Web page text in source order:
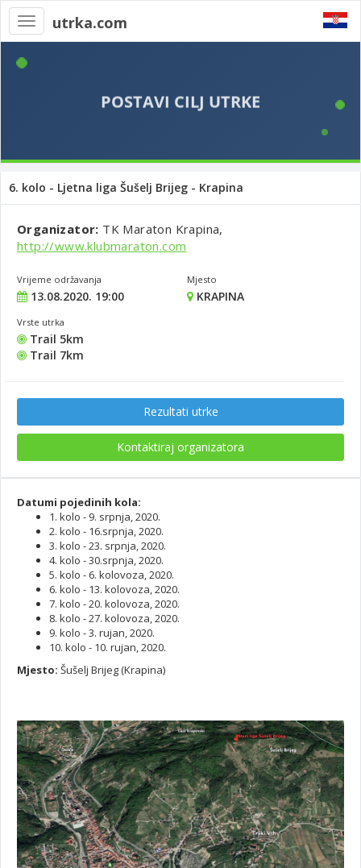
Toggle
navigation
utrka.com
6. kolo - Ljetna liga Šušelj Brijeg - Krapina
Organizator: TK Maraton Krapina,
http://www.klubmaraton.com
Vrijeme održavanja
13.08.2020. 19:00
Mjesto
KRAPINA
Vrste utrka
Trail 5km
Trail 7km
Rezultati utrke
Kontaktiraj organizatora
Datumi pojedinih kola:
1. kolo - 9. srpnja, 2020.
2. kolo - 16.srpnja, 2020.
3. kolo - 23. srpnja, 2020.
4. kolo - 30.srpnja, 2020.
5. kolo - 6. kolovoza, 2020.
6. kolo - 13. kolovoza, 2020.
7. kolo - 20. kolovoza, 2020.
8. kolo - 27. kolovoza, 2020.
9. kolo - 3. rujan, 2020.
10. kolo - 10. rujan, 2020.
Mjesto: Šušelj Brijeg (Krapina)